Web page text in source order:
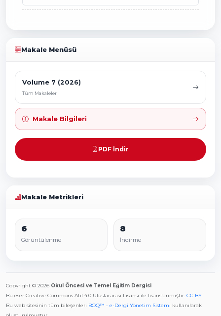
Makale Menüsü
Volume 7 (2026)
Tüm Makaleler
Makale Bilgileri
PDF İndir
Makale Metrikleri
6
Görüntülenme
8
İndirme
Copyright © 2026 Okul Öncesi ve Temel Eğitim Dergisi
Bu eser Creative Commons Atıf 4.0 Uluslararası Lisansı ile lisanslanmıştır. CC BY
Bu web sitesinin tüm bileşenleri BOQ™ - e-Dergi Yönetim Sistemi kullanılarak